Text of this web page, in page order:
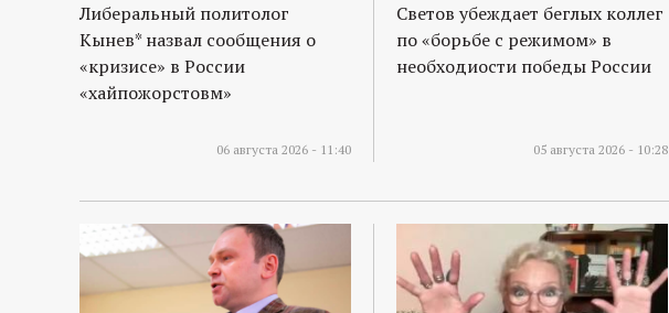
Либеральный политолог
Кынев* назвал сообщения о
«кризисе» в России
«хайпожорстовм»
06 августа 2026 - 11:40
Светов убеждает беглых коллег
по «борьбе с режимом» в
необходиости победы России
05 августа 2026 - 10:28